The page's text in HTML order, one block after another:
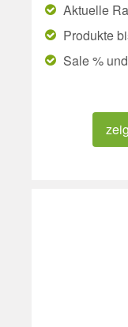
Aktuelle
Produkte
Sale %